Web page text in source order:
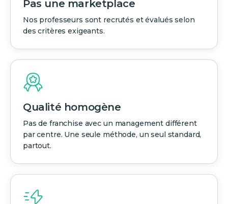
Pas une marketplace
Nos professeurs sont recrutés et évalués selon
des critères exigeants.
Qualité homogène
Pas de franchise avec un management différent
par centre. Une seule méthode, un seul standard,
partout.